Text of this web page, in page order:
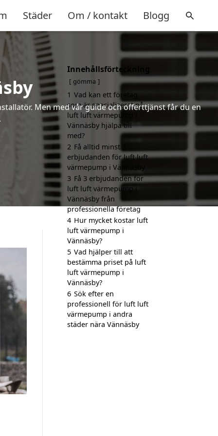
Städer Om / kontakt Blogg
Men med vår guide och offerttjänst får du en
Innehållsförteckning
gömma
1 Vad kan ett företag
som är specialiserat på
luft luft värmepump i
Vännäsby hjälpa till
med?
2 Få alltid minst 3
erbjudanden för luft luft
värmepump i Vännäsby
3 Få 3 erbjudanden för
luft luft värmepump i
Vännäsby från
professionella företag
4 Hur mycket kostar luft
luft värmepump i
Vännäsby?
5 Vad hjälper till att
bestämma priset på luft
luft värmepump i
Vännäsby?
6 Sök efter en
professionell för luft luft
värmepump i andra
städer nära Vännäsby